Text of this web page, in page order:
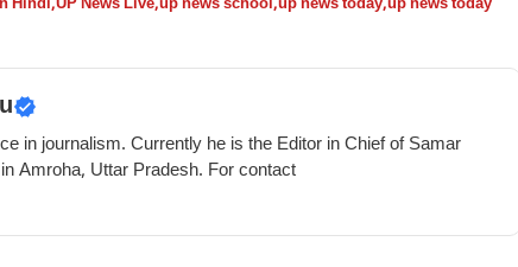
Hindi,UP News Live,up news school,up news today,up news today
in journalism. Currently he is the Editor in Chief of Samar
Amroha, Uttar Pradesh. For contact